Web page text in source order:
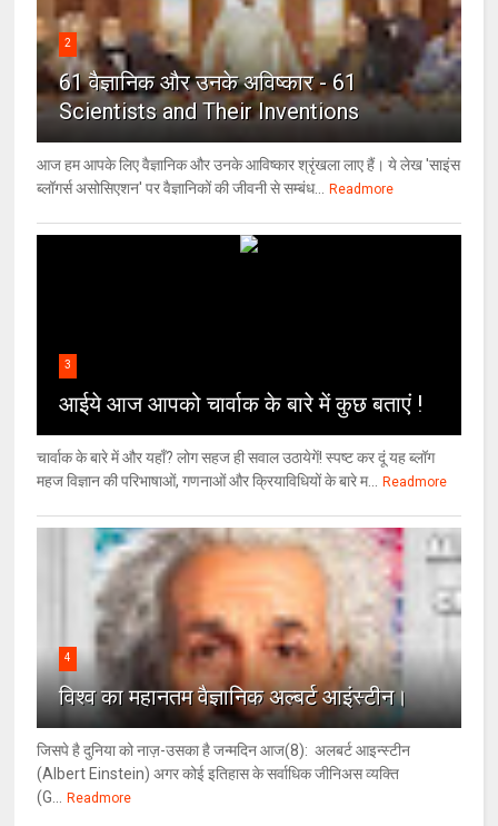
2
61 वैज्ञानिक और उनके अविष्कार - 61
Scientists and Their Inventions
आज हम आपके लिए वैज्ञानिक और उनके आविष्कार श्रृंखला लाए हैं। ये लेख 'साइंस
ब्लॉगर्स असोसिएशन' पर वैज्ञा‍निकों की जीवनी से सम्बंध...
Readmore
3
आईये आज आपको चार्वाक के बारे में कुछ बताएं !
चार्वाक के बारे में और यहाँ? लोग सहज ही सवाल उठायेगें! स्पष्ट कर दूं यह ब्लॉग
महज विज्ञान की परिभाषाओं, गणनाओं और क्रियाविधियों के बारे म...
Readmore
4
विश्‍व का महानतम वैज्ञानिक अल्बर्ट आइंस्टीन।
जिसपे है दुनिया को नाज़-उसका है जन्मदिन आज(8): अलबर्ट आइन्स्टीन
(Albert Einstein) अगर कोई इतिहास के सर्वाधिक जीनिअस व्यक्ति
(G...
Readmore